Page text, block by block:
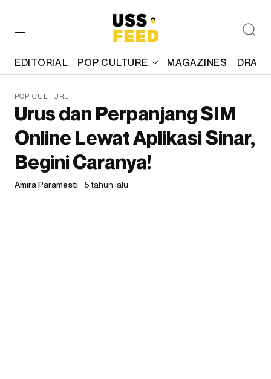
EDITORIAL POP CULTURE MAGAZINES
POP CULTURE
Urus dan Perpanjang SIM
Online Lewat Aplikasi Sinar,
Begini Caranya!
Amira Paramesti 5 tahun lalu